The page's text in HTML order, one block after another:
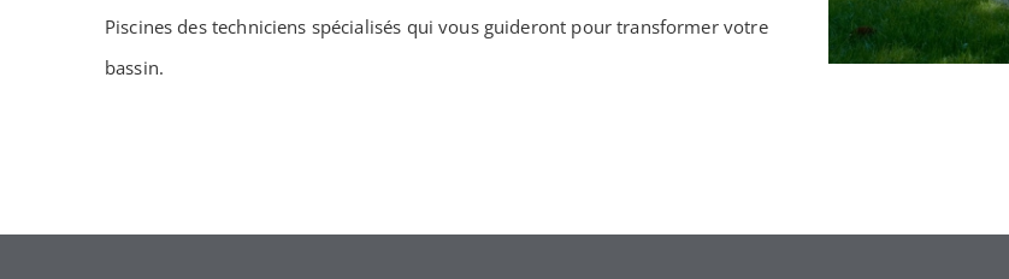
Piscines des techniciens spécialisés qui vous guideront pour transformer votre
bassin.